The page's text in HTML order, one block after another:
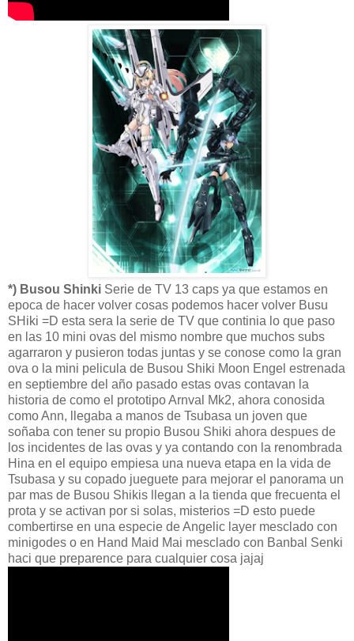
*) Busou Shinki Serie de TV 13 caps ya que estamos en
epoca de hacer volver cosas podemos hacer volver Busu
SHiki =D esta sera la serie de TV que continia lo que paso
en las 10 mini ovas del mismo nombre que muchos subs
agarraron y pusieron todas juntas y se conose como la gran
ova o la mini pelicula de Busou Shiki Moon Engel estrenada
en septiembre del año pasado estas ovas contavan la
historia de como el prototipo Arnval Mk2, ahora conosida
como Ann, llegaba a manos de Tsubasa un joven que
soñaba con tener su propio Busou Shiki ahora despues de
los incidentes de las ovas y ya contando con la renombrada
Hina en el equipo empiesa una nueva etapa en la vida de
Tsubasa y su copado jueguete para mejorar el panorama un
par mas de Busou Shikis llegan a la tienda que frecuenta el
prota y se activan por si solas, misterios =D esto puede
combertirse en una especie de Angelic layer mesclado con
minigodes o en Hand Maid Mai mesclado con Banbal Senki
haci que preparence para cualquier cosa jajaj